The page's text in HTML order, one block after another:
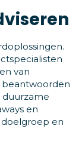
van
duurzame
en
doelgroep en